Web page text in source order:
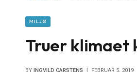
MILJØ
Truer klimaet
BY INGVILD CARSTENS FEBRUAR 5, 2019